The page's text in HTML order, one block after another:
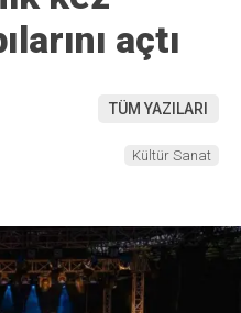
açtı
TÜM YAZILARI
Kültür Sanat